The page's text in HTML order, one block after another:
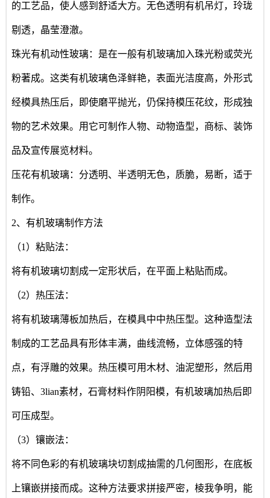
的工艺品，使人感到舒适大方。无色透明有机吊灯，玲珑
剔透，晶莹澄澈。
珠光有机动性玻璃：是在一般有机玻璃加入珠光粉或荧光
粉著成。这类有机玻璃色泽鲜艳，表面光洁度高，外形式
经模具热压后，即使磨平抛光，仍保持模压花纹，形成独
物的艺术效果。用它可制作人物、动物造型，商标、装饰
品及宣传展览材料。
压花有机玻璃：分透明、半透明无色，质脆，易断，适于
制作。
2、有机玻璃制作方法
（1）粘贴法：
将有机玻璃切割成一定形状后，在平面上粘贴而成。
（2）热压法：
将有机玻璃薄板加热后，在模具中中热压型。这种造型法
制成的工艺品具有形体丰满，曲线流畅，立体感强的特
点，有浮雕的效果。热压模可用木材、油泥塑形，然后用
铸铅、3lian素材，石膏材料作阴阳模，有机玻璃加热后即
可压成型。
（3）镶嵌法：
将不同色彩的有机玻璃块切割成抽需的几何图形，在底板
上镶嵌拼接而成。这种方法要求拼接严密，棱我争明，能